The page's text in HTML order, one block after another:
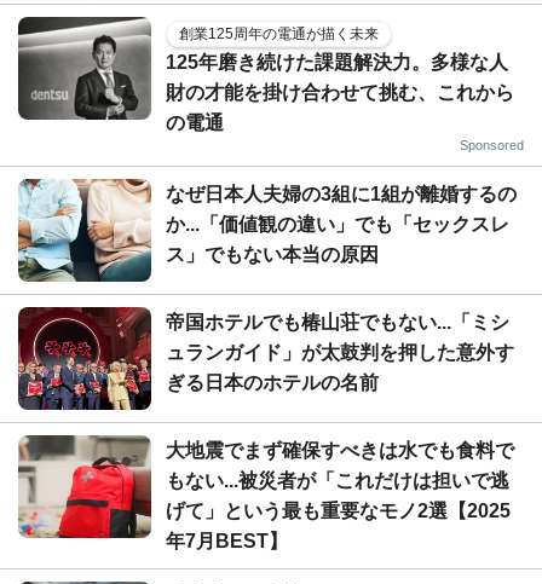
創業125周年の電通が描く未来
125年磨き続けた課題解決力。多様な人
財の才能を掛け合わせて挑む、これから
の電通
Sponsored
なぜ日本人夫婦の3組に1組が離婚するの
か...「価値観の違い」でも「セックスレ
ス」でもない本当の原因
帝国ホテルでも椿山荘でもない...「ミシ
ュランガイド」が太鼓判を押した意外す
ぎる日本のホテルの名前
大地震でまず確保すべきは水でも食料で
もない...被災者が「これだけは担いで逃
げて」という最も重要なモノ2選【2025
年7月BEST】